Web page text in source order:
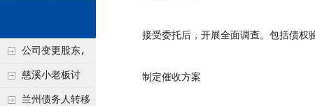
节点”催收最有效
公司变更股东,
变更前的债权债务谁
承担
慈溪小老板讨
债，2026年这2个本
兰州债务人转移
接受委托后，开展全面调查。包括债权验
制定催收方案